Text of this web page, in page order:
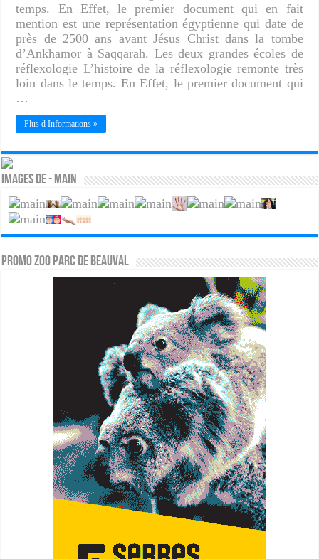
temps. En Effet, le premier document qui en fait
mention est une représentation égyptienne qui date de
près de 2500 ans avant Jésus Christ dans la tombe
d’Ankhamor à Saqqarah. Les deux grandes écoles de
réflexologie L’histoire de la réflexologie remonte très
loin dans le temps. En Effet, le premier document qui
…
Plus d Informations »
Images de - Main
PROMO ZOO PARC DE BEAUVAL